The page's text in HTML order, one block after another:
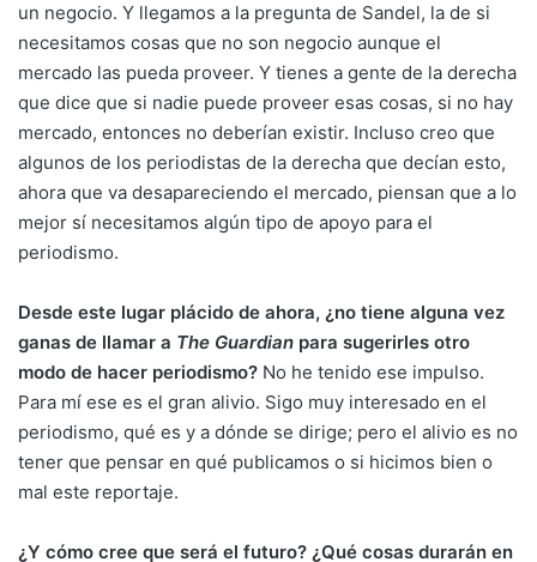
un negocio. Y llegamos a la pregunta de Sandel, la de si
necesitamos cosas que no son negocio aunque el
mercado las pueda proveer. Y tienes a gente de la derecha
que dice que si nadie puede proveer esas cosas, si no hay
mercado, entonces no deberían existir. Incluso creo que
algunos de los periodistas de la derecha que decían esto,
ahora que va desapareciendo el mercado, piensan que a lo
mejor sí necesitamos algún tipo de apoyo para el
periodismo.
Desde este lugar plácido de ahora, ¿no tiene alguna vez
ganas de llamar a The Guardian para sugerirles otro
modo de hacer periodismo? No he tenido ese impulso.
Para mí ese es el gran alivio. Sigo muy interesado en el
periodismo, qué es y a dónde se dirige; pero el alivio es no
tener que pensar en qué publicamos o si hicimos bien o
mal este reportaje.
¿Y cómo cree que será el futuro? ¿Qué cosas durarán en